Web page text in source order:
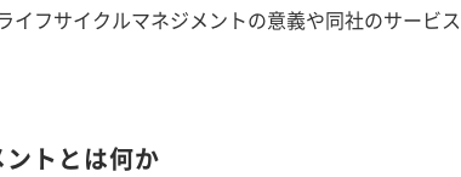
イフサイクルマネジメントの意義や同社のサービス
ントとは何か